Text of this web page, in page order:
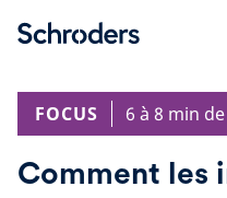
FOCUS
6 à 8 min
Comment les